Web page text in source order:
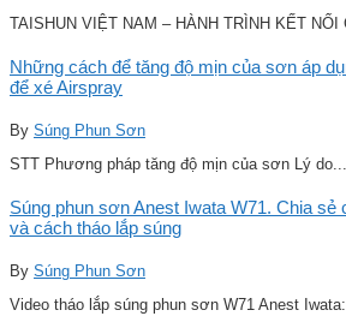
TAISHUN VIỆT NAM – HÀNH TRÌNH KẾT NỐI
Những cách để tăng độ mịn của sơn áp
để xé Airspray
By Súng Phun Sơn
STT Phương pháp tăng độ mịn của sơn Lý do...
Súng phun sơn Anest Iwata W71. Chia sẻ
và cách tháo lắp súng
By Súng Phun Sơn
Video tháo lắp súng phun sơn W71 Anest Iwata: